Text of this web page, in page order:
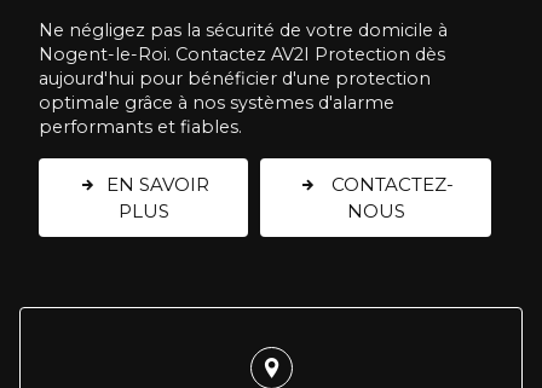
Ne négligez pas la sécurité de votre domicile à
Nogent-le-Roi. Contactez AV2I Protection dès
aujourd'hui pour bénéficier d'une protection
optimale grâce à nos systèmes d'alarme
performants et fiables.
EN SAVOIR
PLUS
CONTACTEZ-
NOUS